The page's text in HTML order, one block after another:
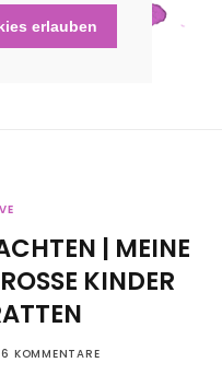
erlauben
| MEINE
KINDER U
6 KOMMENTARE